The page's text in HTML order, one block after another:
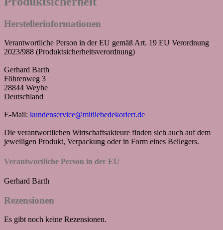
Herstellerinformationen
Verantwortliche Person in der EU gemäß Art. 19 EU Verordnung
2023/988 (Produktsicherheitsverordnung)
Gerhard Barth
Föhrenweg 3
28844 Weyhe
Deutschland
E-Mail: kundenservice@mitliebedekoriert.de
Die verantwortlichen Wirtschaftsakteure finden sich auch auf dem
jeweiligen Produkt, Verpackung oder in Form eines Beilegers.
Verantwortliche Person in der EU
Gerhard Barth
Rezensionen
Es gibt noch keine Rezensionen.